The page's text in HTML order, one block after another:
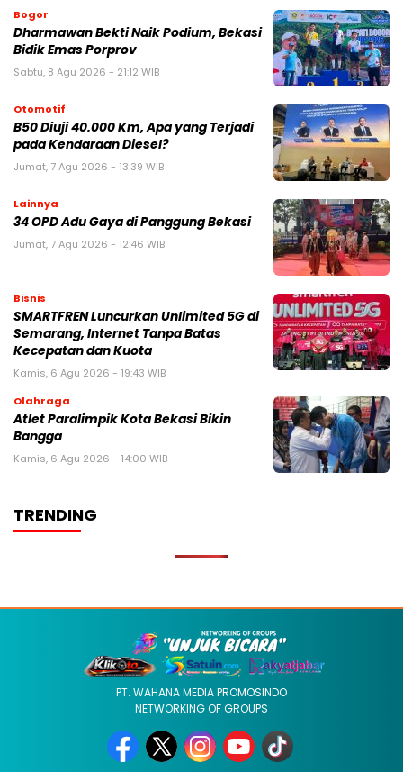
Bogor
Dharmawan Bekti Naik Podium, Bekasi
Bidik Emas Porprov
Sabtu, 8 Agu 2026 - 21:12 WIB
Otomotif
B50 Diuji 40.000 Km, Apa yang Terjadi
pada Kendaraan Diesel?
Jumat, 7 Agu 2026 - 13:39 WIB
Lainnya
34 OPD Adu Gaya di Panggung Bekasi
Jumat, 7 Agu 2026 - 12:46 WIB
Bisnis
SMARTFREN Luncurkan Unlimited 5G di
Semarang, Internet Tanpa Batas
Kecepatan dan Kuota
Kamis, 6 Agu 2026 - 19:43 WIB
Olahraga
Atlet Paralimpik Kota Bekasi Bikin
Bangga
Kamis, 6 Agu 2026 - 14:00 WIB
TRENDING
PT. WAHANA MEDIA PROMOSINDO
NETWORKING OF GROUPS